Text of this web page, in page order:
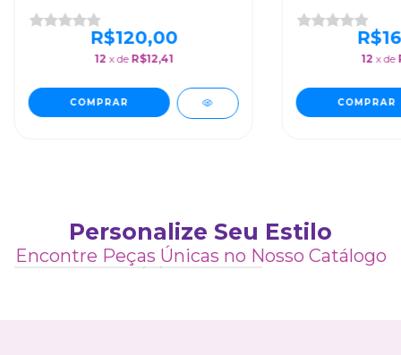
R$120,00
12 x de R$12,41
COMPRAR
12 x de
COMPRAR
Personalize Seu Estilo
Encontre Peças Únicas no Nosso Catálogo
6
6
6 2 2
3 4 4
3 2 2
1 5
4 2 5
6 6 2
3 6
6
6